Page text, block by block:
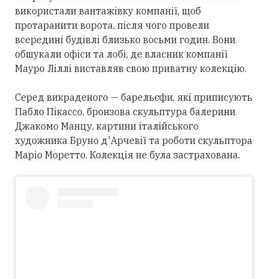
використали вантажівку компанії, щоб
протаранити ворота, після чого провели
всередині будівлі близько восьми годин. Вони
обшукали офіси та лобі, де власник компанії
Мауро Ліллі виставляв свою приватну колекцію.
Серед викраденого — барельєфи, які приписують
Пабло Пікассо, бронзова скульптура балерини
Джакомо Манцу, картини італійського
художника Бруно д'Арчевії та роботи скульптора
Маріо Моретто. Колекція не була застрахована.